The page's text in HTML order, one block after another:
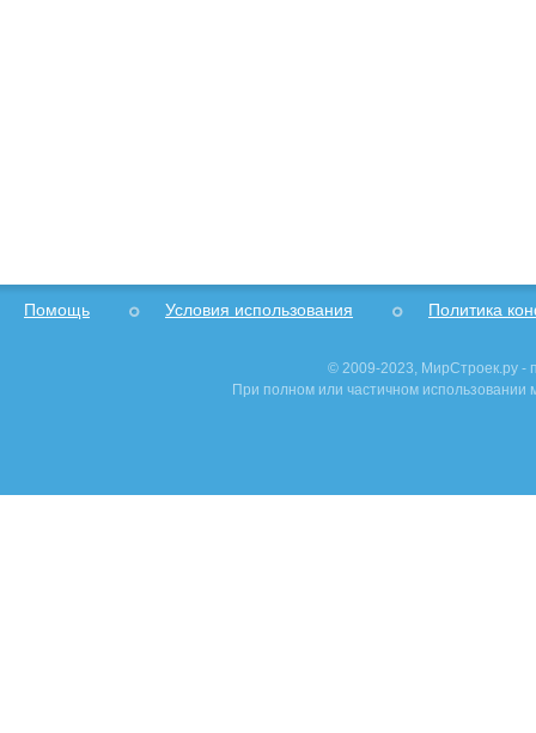
Помощь Условия использования Политика
© 2009-2023, МирСтроек.ру -
При полном или частичном использовании